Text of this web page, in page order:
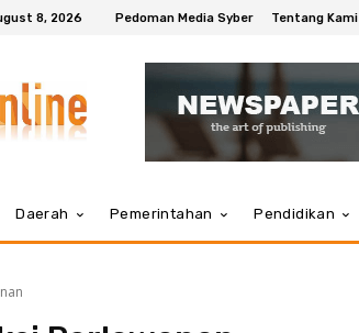
8, 2026 Pedoman Media Syber Tentang Kami
Daerah Pemerintahan Pendidikan